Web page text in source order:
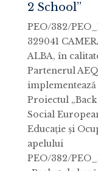
2 School”
PEO/382/
329041
ALBA, în
Partenerul
implementează
Proiectul
Social
Educație și
apelului
PEO/382/